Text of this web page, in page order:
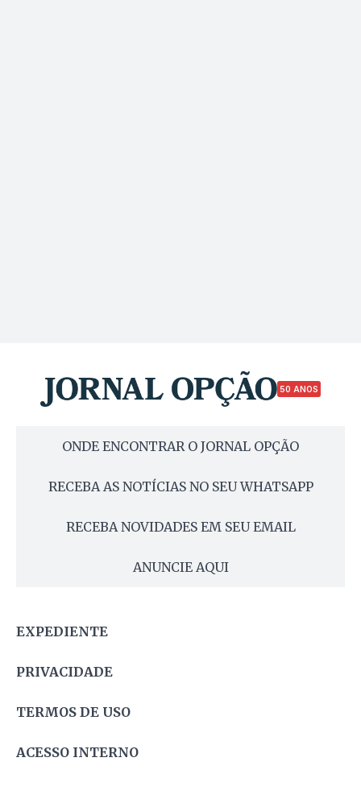
50 ANOS
ONDE ENCONTRAR O JORNAL OPÇÃO
RECEBA AS NOTÍCIAS NO SEU WHATSAPP
RECEBA NOVIDADES EM SEU EMAIL
ANUNCIE AQUI
EXPEDIENTE
PRIVACIDADE
TERMOS DE USO
ACESSO INTERNO